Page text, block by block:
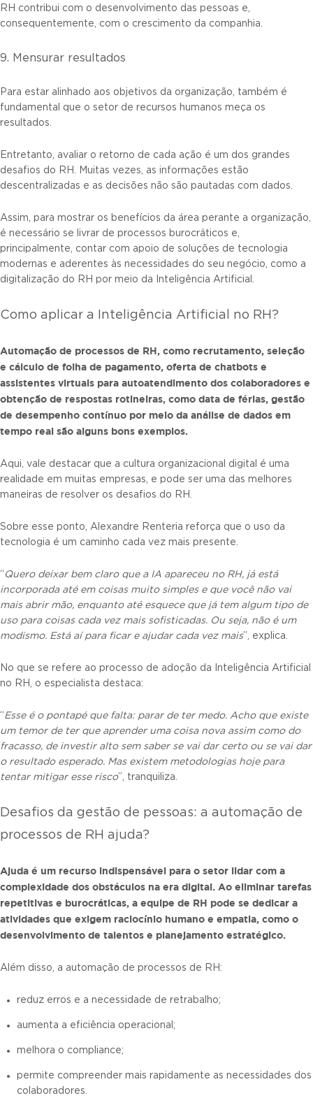
RH contribui com o desenvolvimento das pessoas e,
consequentemente, com o crescimento da companhia.
9. Mensurar resultados
Para estar alinhado aos objetivos da organização, também é
fundamental que o setor de recursos humanos meça os
resultados.
Entretanto, avaliar o retorno de cada ação é um dos grandes
desafios do RH. Muitas vezes, as informações estão
descentralizadas e as decisões não são pautadas com dados.
Assim, para mostrar os benefícios da área perante a organização,
é necessário se livrar de processos burocráticos e,
principalmente, contar com apoio de soluções de tecnologia
modernas e aderentes às necessidades do seu negócio, como a
digitalização do RH por meio da Inteligência Artificial.
Como aplicar a Inteligência Artificial no RH?
Automação de processos de RH, como recrutamento, seleção
e cálculo de folha de pagamento, oferta de chatbots e
assistentes virtuais para autoatendimento dos colaboradores e
obtenção de respostas rotineiras, como data de férias, gestão
de desempenho contínuo por meio da análise de dados em
tempo real são alguns bons exemplos.
Aqui, vale destacar que a cultura organizacional digital é uma
realidade em muitas empresas, e pode ser uma das melhores
maneiras de resolver os desafios do RH.
Sobre esse ponto, Alexandre Renteria reforça que o uso da
tecnologia é um caminho cada vez mais presente.
“ Quero deixar bem claro que a IA apareceu no RH, já está
incorporada até em coisas muito simples e que você não vai
mais abrir mão, enquanto até esquece que já tem algum tipo de
uso para coisas cada vez mais sofisticadas. Ou seja, não é um
modismo. Está aí para ficar e ajudar cada vez mais”, explica.
No que se refere ao processo de adoção da Inteligência Artificial
no RH, o especialista destaca:
“Esse é o pontapé que falta: parar de ter medo. Acho que existe
um temor de ter que aprender uma coisa nova assim como do
fracasso, de investir alto sem saber se vai dar certo ou se vai dar
o resultado esperado. Mas existem metodologias hoje para
tentar mitigar esse risco”, tranquiliza.
Desafios da gestão de pessoas: a automação de
processos de RH ajuda?
Ajuda é um recurso indispensável para o setor lidar com a
complexidade dos obstáculos na era digital. Ao eliminar tarefas
repetitivas e burocráticas, a equipe de RH pode se dedicar a
atividades que exigem raciocínio humano e empatia, como o
desenvolvimento de talentos e planejamento estratégico.
Além disso, a automação de processos de RH:
reduz erros e a necessidade de retrabalho;
aumenta a eficiência operacional;
melhora o compliance;
permite compreender mais rapidamente as necessidades dos
colaboradores.